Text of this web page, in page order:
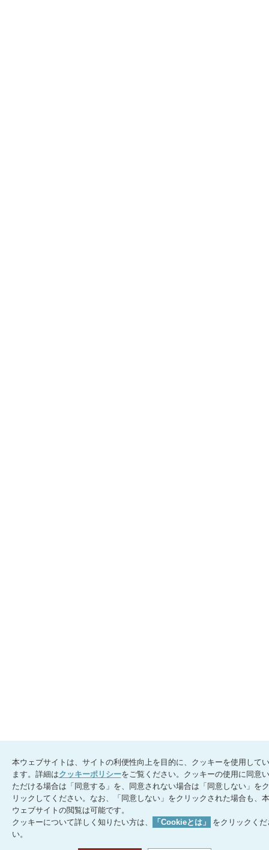
本ウェブサイトは、サイトの利便性向上を目的に、クッキーを使用してい
ます。詳細はクッキーポリシーをご覧ください。クッキーの使用に同意い
ただける場合は「同意する」を、同意されない場合は「同意しない」をク
リックしてください。なお、「同意しない」をクリックされた場合も、本
ウェブサイトの閲覧は可能です。
クッキーについて詳しく知りたい方は、
「Cookieとは」
をクリックくだ
い。